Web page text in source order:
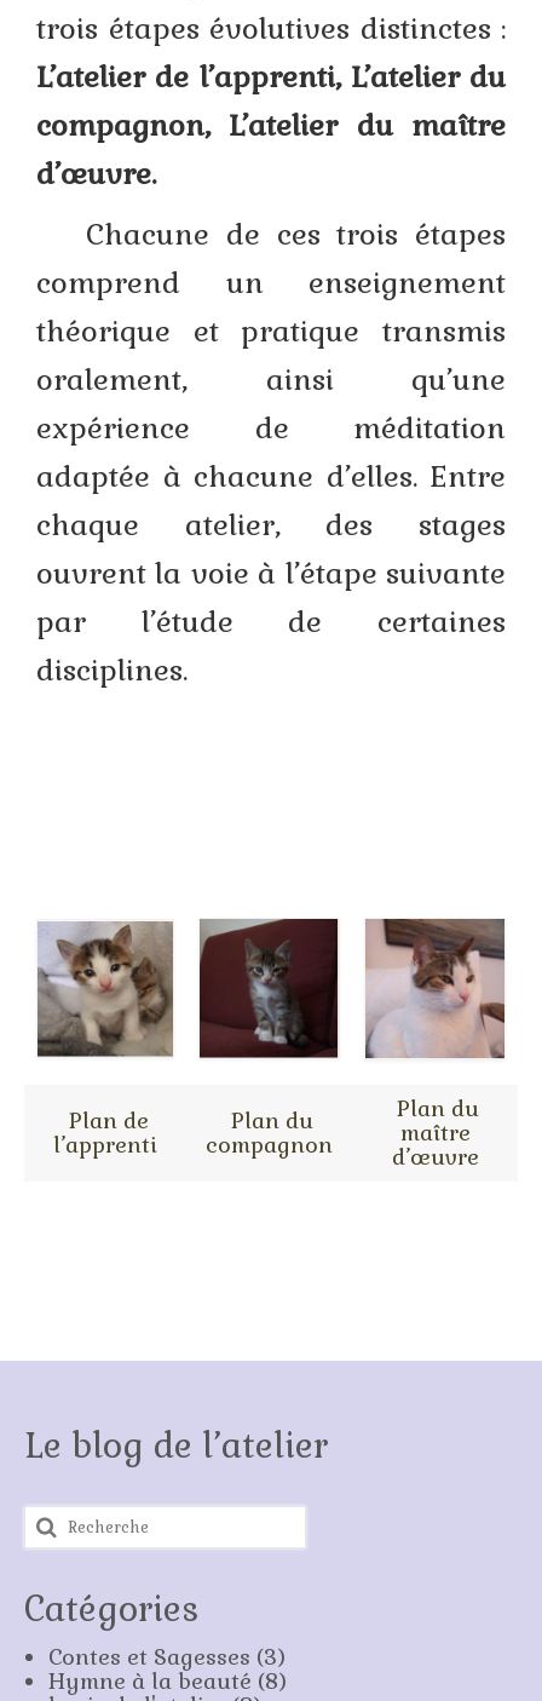
trois étapes évolutives distinctes :
L’atelier de l’apprenti, L’atelier du
compagnon, L’atelier du maître
d’œuvre.
Chacune de ces trois étapes
comprend un enseignement
théorique et pratique transmis
oralement, ainsi qu’une
expérience de méditation
adaptée à chacune d’elles. Entre
chaque atelier, des stages
ouvrent la voie à l’étape suivante
par l’étude de certaines
disciplines.
Plan de
l’apprenti
Plan du
compagnon
Plan du
maître
d’œuvre
Le blog de l’atelier
Rechercher
:
Catégories
Contes et Sagesses (3)
Hymne à la beauté (8)